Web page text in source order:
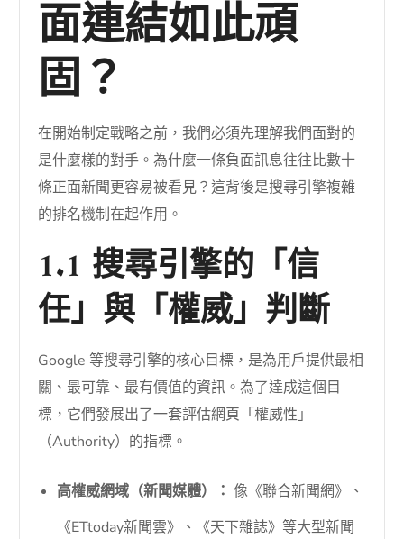
面連結如此頑
固？
在開始制定戰略之前，我們必須先理解我們面對的
是什麼樣的對手。為什麼一條負面訊息往往比數十
條正面新聞更容易被看見？這背後是搜尋引擎複雜
的排名機制在起作用。
1.1 搜尋引擎的「信
任」與「權威」判斷
Google 等搜尋引擎的核心目標，是為用戶提供最相
關、最可靠、最有價值的資訊。為了達成這個目
標，它們發展出了一套評估網頁「權威性」
（Authority）的指標。
高權威網域（新聞媒體）： 像《聯合新聞網》、
《ETtoday新聞雲》、《天下雜誌》等大型新聞